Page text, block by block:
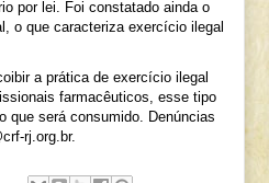
por lei. Foi constatado ainda o
o que caracteriza exercício ilegal
a prática de exercício ilegal
farmacêuticos, esse tipo
que será consumido. Denúncias
rj.org.br.